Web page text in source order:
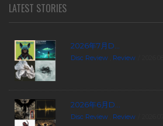
LATEST STORIES
2026年7月D...
Disc Review Review
2026年6月D...
Disc Review Review